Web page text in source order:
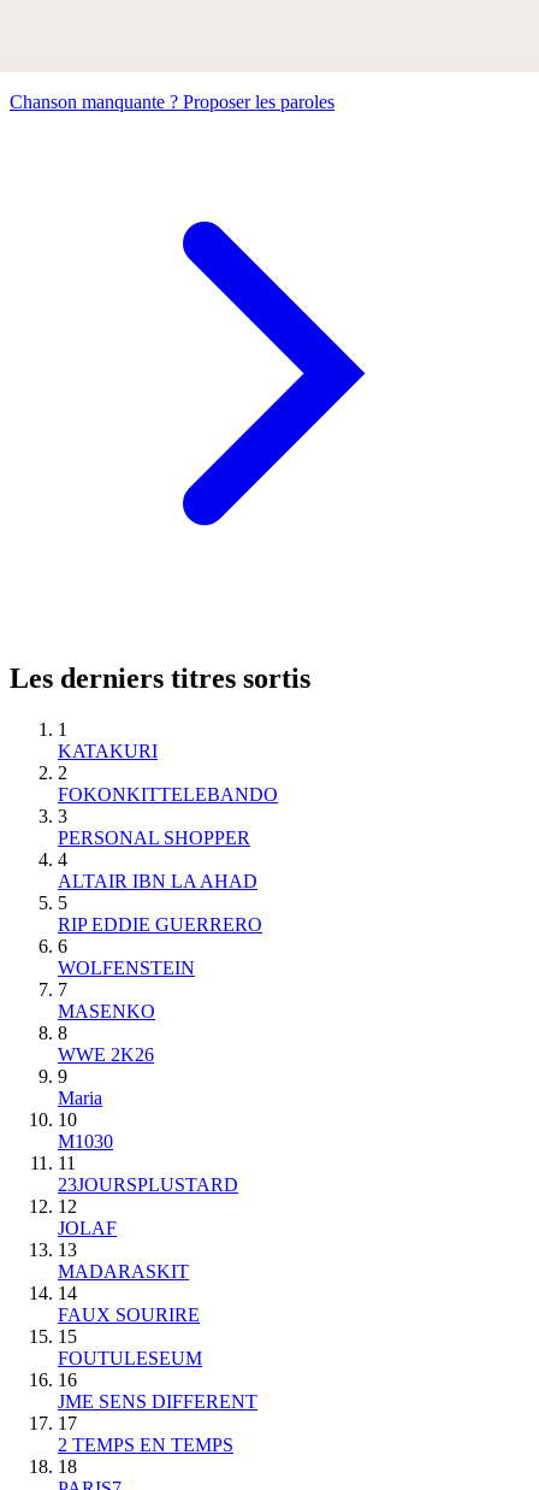
Chanson manquante ? Proposer les paroles
Les derniers titres sortis
1
KATAKURI
2
FOKONKITTELEBANDO
3
PERSONAL SHOPPER
4
ALTAIR IBN LA AHAD
5
RIP EDDIE GUERRERO
6
WOLFENSTEIN
7
MASENKO
8
WWE 2K26
9
Maria
10
M1030
11
23JOURSPLUSTARD
12
JOLAF
13
MADARASKIT
14
FAUX SOURIRE
15
FOUTULESEUM
16
JME SENS DIFFERENT
17
2 TEMPS EN TEMPS
18